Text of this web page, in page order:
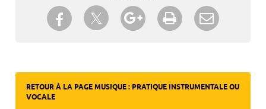
Partager sur Facebook
Partager sur TwitterPartager sur Google+
Imprimer
RETOUR À LA PAGE MUSIQUE : PRATIQUE INSTRUMENTALE OU
VOCALE